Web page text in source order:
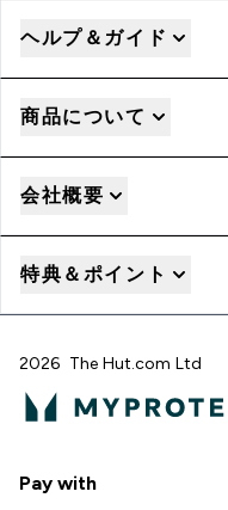
ヘルプ＆ガイド
商品について
会社概要
特典＆ポイント
2026 The Hut.com Ltd
Pay with